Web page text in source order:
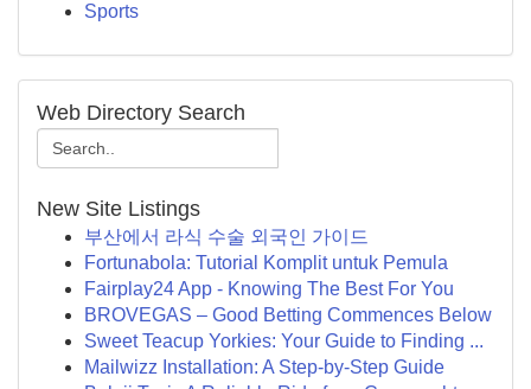
Sports
Web Directory Search
New Site Listings
부산에서 라식 수술 외국인 가이드
Fortunabola: Tutorial Komplit untuk Pemula
Fairplay24 App - Knowing The Best For You
BROVEGAS – Good Betting Commences Below
Sweet Teacup Yorkies: Your Guide to Finding ...
Mailwizz Installation: A Step-by-Step Guide